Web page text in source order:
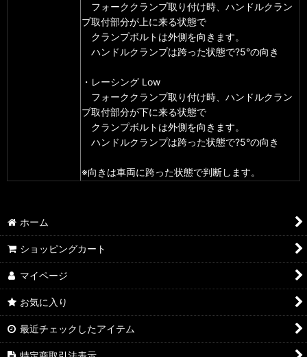
フォーククランプ取り付け時、ハンドルクラン
プ取付部分が上に来る状態で
クランプボルトは外側を向きます。
ハンドルクランプは跨った状態で?5°の向き
・レーシング Low
フォーククランプ取り付け時、ハンドルクラン
プ取付部分が下に来る状態で
クランプボルトは外側を向きます。
ハンドルクランプは跨った状態で?5°の向き
※向きは車両に跨った状態で判断します。
ホーム
ショッピングカート
マイページ
お気に入り
最近チェックしたアイテム